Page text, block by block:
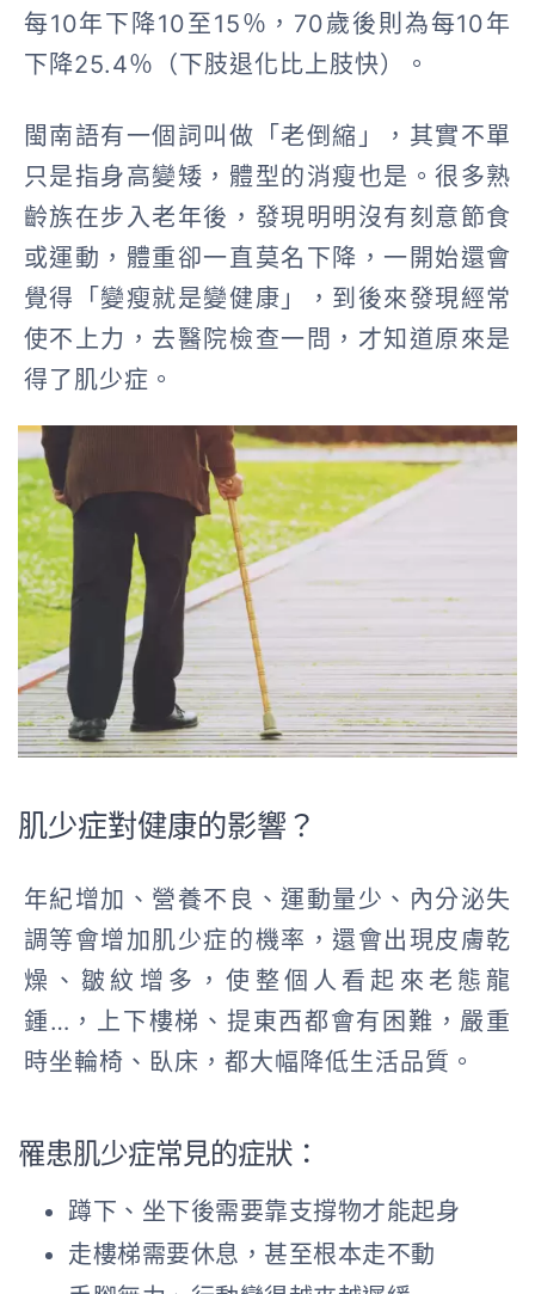
每10年下降10至15％，70歲後則為每10年
下降25.4％（下肢退化比上肢快）。
閩南語有一個詞叫做「老倒縮」，其實不單
只是指身高變矮，體型的消瘦也是。很多熟
齡族在步入老年後，發現明明沒有刻意節食
或運動，體重卻一直莫名下降，一開始還會
覺得「變瘦就是變健康」，到後來發現經常
使不上力，去醫院檢查一問，才知道原來是
得了肌少症。
肌少症對健康的影響？
年紀增加、營養不良、運動量少、內分泌失
調等會增加肌少症的機率，還會出現皮膚乾
燥、皺紋增多，使整個人看起來老態龍
鍾…，上下樓梯、提東西都會有困難，嚴重
時坐輪椅、臥床，都大幅降低生活品質。
罹患肌少症常見的症狀：
蹲下、坐下後需要靠支撐物才能起身
走樓梯需要休息，甚至根本走不動